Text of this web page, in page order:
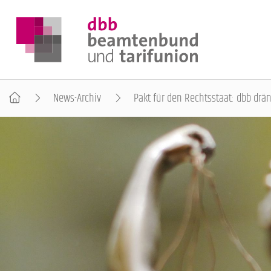
BEAMTINNEN & BEAMTE
POLITIK & POSITIONEN
News-Archiv Pakt für den Rechtsstaat: dbb